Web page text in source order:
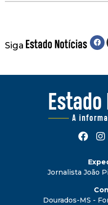
Siga
Jornalista João
Dourados-MS -